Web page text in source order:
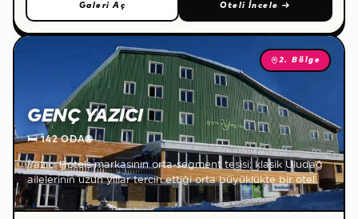
Galeri Aç Oteli İncele →
2. Bölge
GENÇ YAZICI
🛏142 ODA🌐
Yazıcı Hotels markasının orta-segment tesisi; klasik Uludağ
ailelerinin uzun yıllar tercih ettiği orta büyüklükte bir otel.